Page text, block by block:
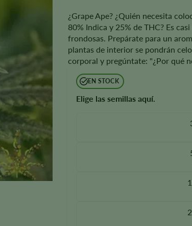
¿Grape Ape? ¿Quién necesita
80% Indica y 25% de THC? Es
frondosas. Prepárate para un
plantas de interior se pondrán
corporal y pregúntate: "¿Por qué
EN STOCK
Elige las semillas aquí.